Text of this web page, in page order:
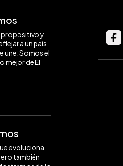
y
a un país
une. Somos el
mejor de El
evoluciona
también